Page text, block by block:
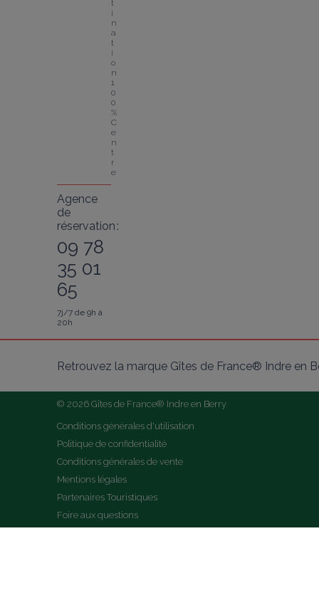
t
i
n
a
t
i
o
n
1
0
0
%
C
e
n
t
r
e
Agence
de
réservation :
09 78
35 01
65
7j/7 de 9h à
20h
Retrouvez la marque Gîtes de France® Indre en
© 2026 Gîtes de France® Indre en Berry
Conditions générales d'utilisation
Politique de confidentialité
Conditions générales de vente
Mentions légales
Partenaires Touristiques
Foire aux questions